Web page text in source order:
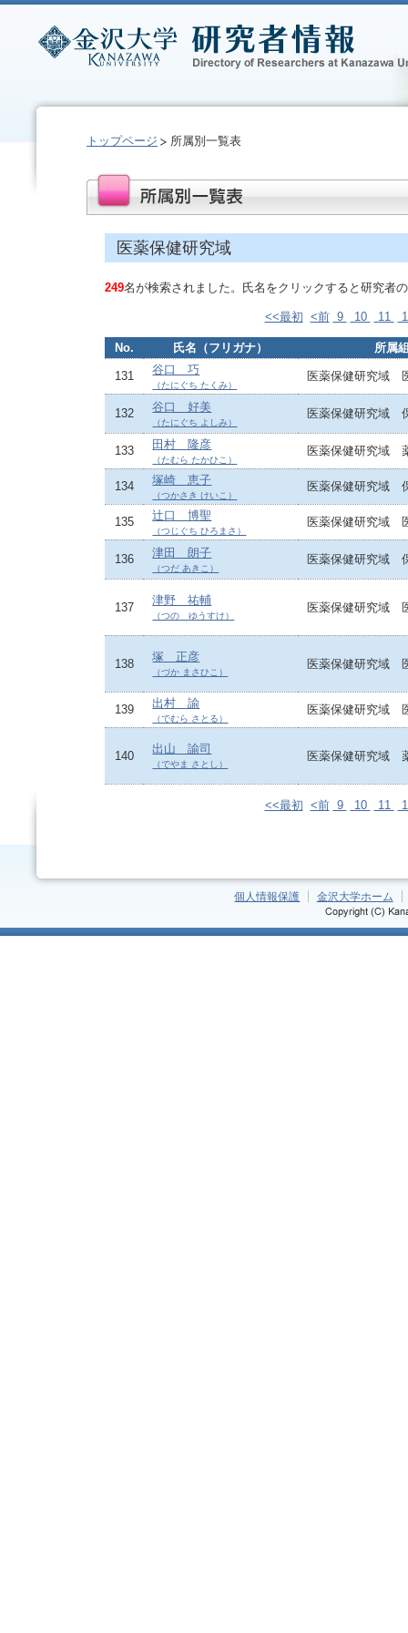
トップページ 所属別一覧表
医薬保健研究域
249名が検索されました。氏名をクリックすると研究者
<<最初 <前 9 10 11
No. 氏名（フリガナ） 所属
131 谷口 巧
（たにぐち たくみ）
医薬保健研究域
132 谷口 好美
（たにぐち よしみ）
医薬保健研究域
133 田村 隆彦
（たむら たかひこ）
医薬保健研究域
134 塚崎 恵子
（つかさき けいこ）
医薬保健研究域
135 辻口 博聖
（つじぐち ひろまさ）
医薬保健研究域
136 津田 朗子
（つだ あきこ）
医薬保健研究域
137
津野 祐輔
（つの ゆうすけ）
医薬保健研究域
138
塚 正彦
（づか まさひこ）
医薬保健研究域
139 出村 諭
（でむら さとる）
医薬保健研究域
140
出山 諭司
（でやま さとし）
医薬保健研究域
<<最初 <前 9 10 11
個人情報保護 金沢大学ホーム